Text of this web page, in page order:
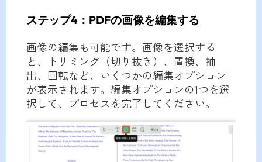
ステップ4：PDFの画像を編集する
画像の編集も可能です。画像を選択する
と、トリミング（切り抜き）、置換、抽
出、回転など、いくつかの編集オプション
が表示されます。編集オプションの1つを選
択して、プロセスを完了してください。